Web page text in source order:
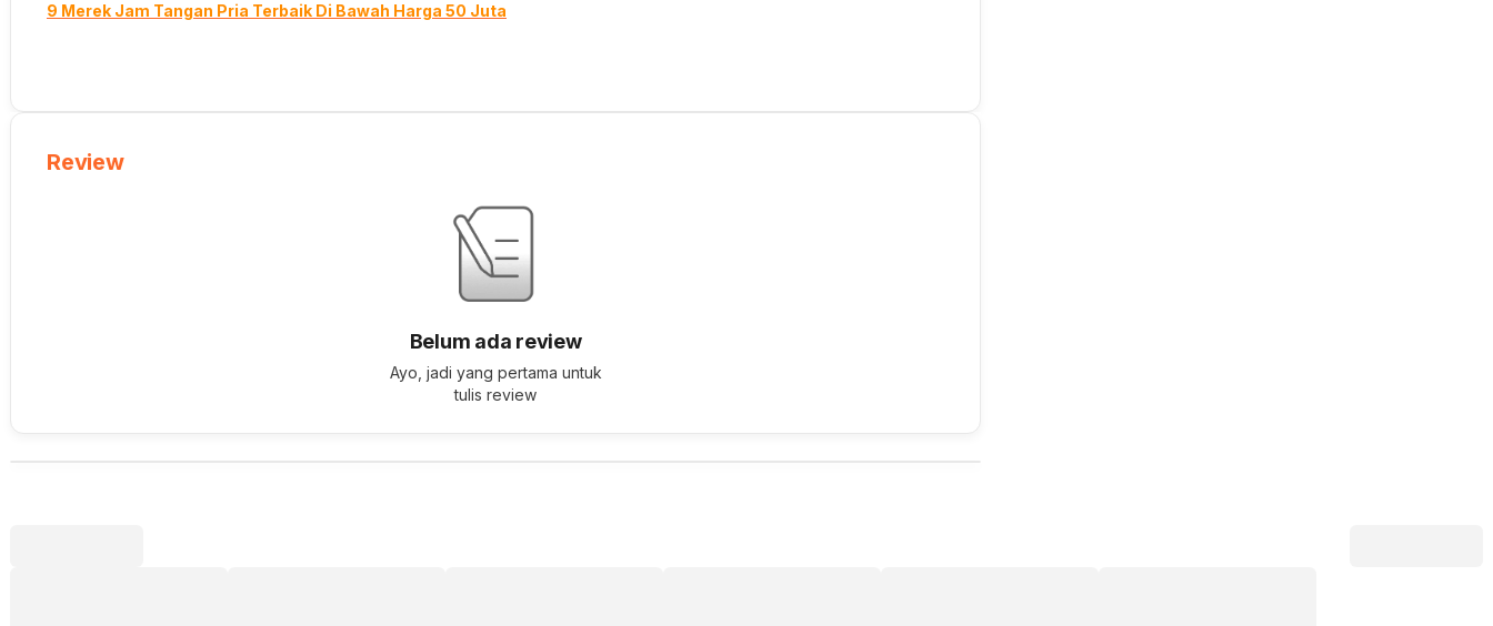
9 Merek Jam Tangan Pria Terbaik Di Bawah Harga 50 Juta
Review
Belum ada review
Ayo, jadi yang pertama untuk
tulis review